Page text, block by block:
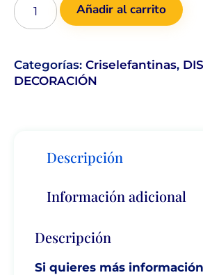
Añadir al carrito
Categorías: Criselefantinas,
DECORACIÓN
Descripción
Información adicional
Descripción
Si quieres más